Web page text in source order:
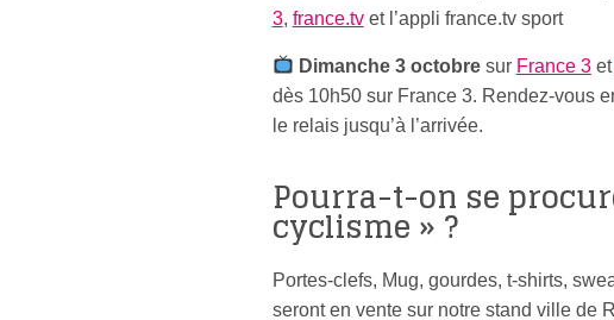
3, france.tvet l’appli france.tv sport
Dimanche 3 octobresur France 3et
dès 10h50 sur France 3. Rendez-vous
le relais jusqu’à l’arrivée.
Pourra-t-on se
cyclisme » ?
Portes-clefs, Mug, gourdes, t-shirts,
seront en vente sur notre stand ville de